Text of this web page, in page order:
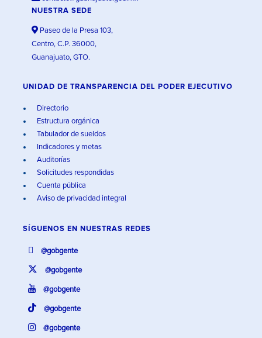
NUESTRA SEDE
Paseo de la Presa 103,
Centro, C.P. 36000,
Guanajuato, GTO.
UNIDAD DE TRANSPARENCIA DEL PODER EJECUTIVO
Directorio
Estructura orgánica
Tabulador de sueldos
Indicadores y metas
Auditorías
Solicitudes respondidas
Cuenta pública
Aviso de privacidad integral
SÍGUENOS EN NUESTRAS REDES
@gobgente
@gobgente
@gobgente
@gobgente
@gobgente